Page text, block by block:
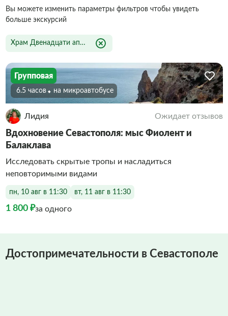
Вы можете изменить параметры фильтров чтобы увидеть
больше экскурсий
Храм Двенадцати апостолов
Групповая
6.5 часов На микроавтобусе
Лидия Ожидает отзывов
Вдохновение Севастополя: мыс Фиолент и
Балаклава
Исследовать скрытые тропы и насладиться
неповторимыми видами
пн, 10 авг в 11:30 вт, 11 авг в 11:30
1 800 ₽за одного
Достопримечательности в Севастополе